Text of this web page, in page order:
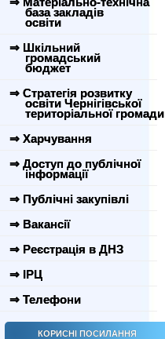
база закладів
освіти
⇒ Шкільний
громадський
бюджет
⇒ Стратегія розвитку
освіти Чернігівської
територіальної громади
⇒ Харчування
⇒ Доступ до публічної
інформації
⇒ Публічні закупівлі
⇒ Вакансії
⇒ Реєстрація в ДНЗ
⇒ ІРЦ
⇒ Телефони
КОРИСНІ ПОСИЛАННЯ